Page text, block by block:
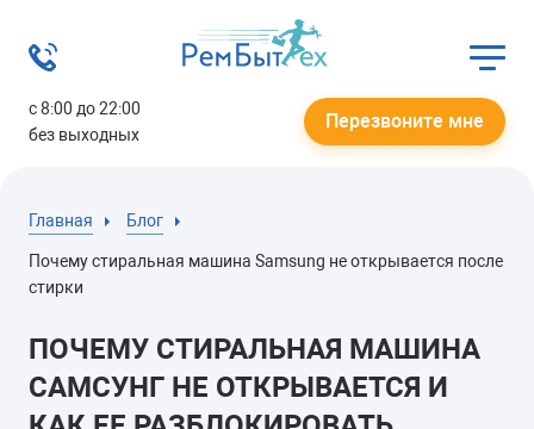
с 8:00 до 22:00
без выходных
Перезвоните мне
Главная Блог
Почему стиральная машина Samsung не открывается после
стирки
ПОЧЕМУ СТИРАЛЬНАЯ МАШИНА
САМСУНГ НЕ ОТКРЫВАЕТСЯ И